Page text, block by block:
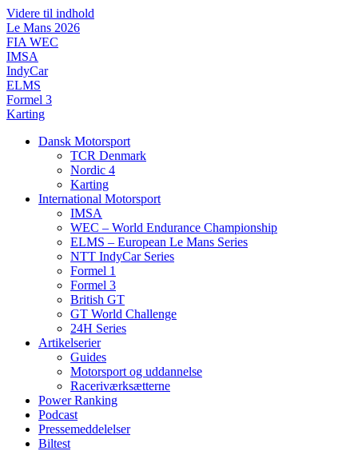
Videre til indhold
Le Mans 2026
FIA WEC
IMSA
IndyCar
ELMS
Formel 3
Karting
Dansk Motorsport
TCR Denmark
Nordic 4
Karting
International Motorsport
IMSA
WEC – World Endurance Championship
ELMS – European Le Mans Series
NTT IndyCar Series
Formel 1
Formel 3
British GT
GT World Challenge
24H Series
Artikelserier
Guides
Motorsport og uddannelse
Raceriværksætterne
Power Ranking
Podcast
Pressemeddelelser
Biltest